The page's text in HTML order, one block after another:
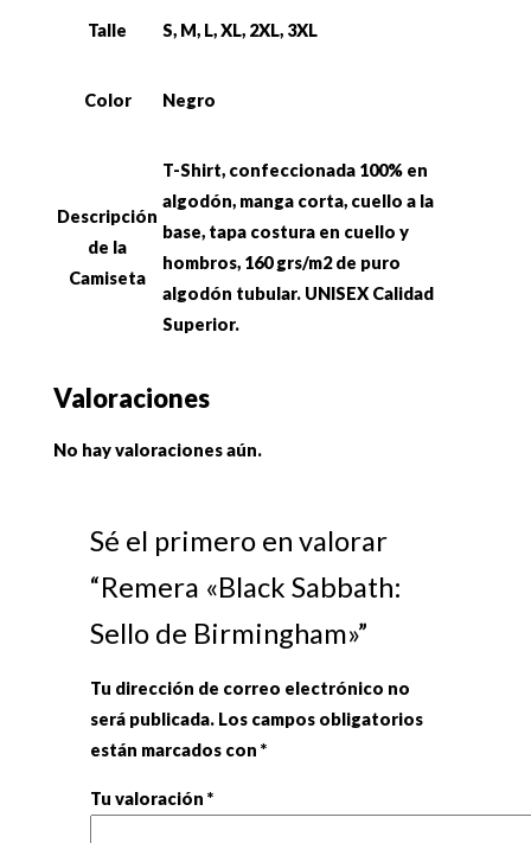
Talle S, M, L, XL, 2XL, 3XL
Color Negro
Descripción
de la
Camiseta
T-Shirt, confeccionada 100% en
algodón, manga corta, cuello a la
base, tapa costura en cuello y
hombros, 160 grs/m2 de puro
algodón tubular. UNISEX Calidad
Superior.
Valoraciones
No hay valoraciones aún.
Sé el primero en valorar
“Remera «Black Sabbath:
Sello de Birmingham»”
Tu dirección de correo electrónico no
será publicada. Los campos obligatorios
están marcados con*
Tu valoración*